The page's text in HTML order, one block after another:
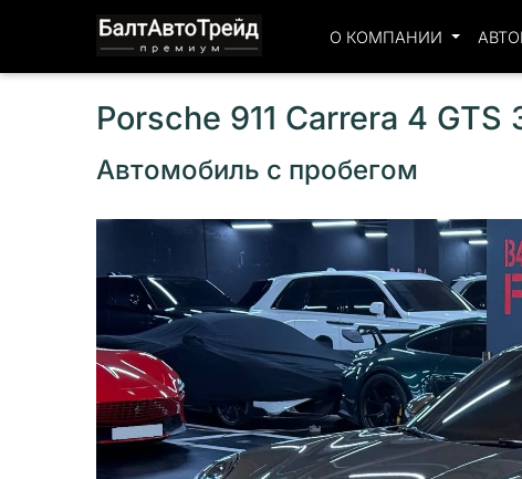
О КОМПАНИИ
Porsche 911 Carrera 4
Автомобиль с пробегом